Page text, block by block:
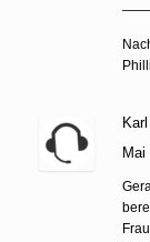
Karl
Mai